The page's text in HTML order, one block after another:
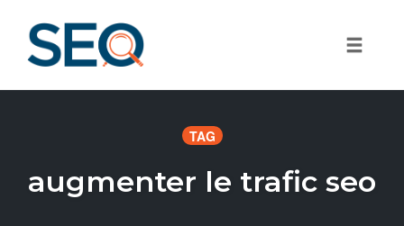
TAG
augmenter le trafic seo